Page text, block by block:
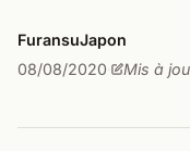
FuransuJapon
08/08/2020· Mis à